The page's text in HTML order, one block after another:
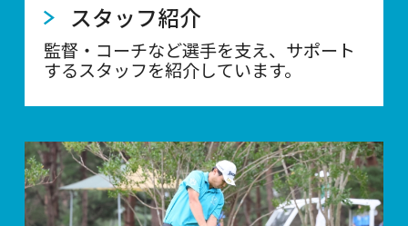
スタッフ紹介
監督・コーチなど選手を支え、サポート
するスタッフを紹介しています。